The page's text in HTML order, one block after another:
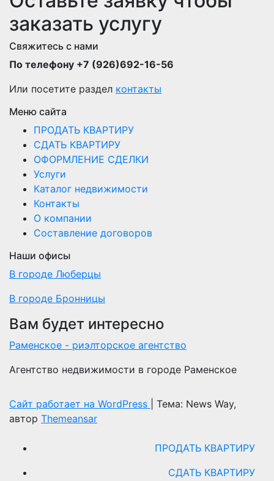
заказать услугу
Свяжитесь с нами
По телефону +7 (926)692-16-56
Или посетите раздел контакты
Меню сайта
ПРОДАТЬ КВАРТИРУ
СДАТЬ КВАРТИРУ
ОФОРМЛЕНИЕ СДЕЛКИ
Услуги
Каталог недвижимости
Контакты
О компании
Составление договоров
Наши офисы
В городе Люберцы
В городе Бронницы
Вам будет интересно
Раменское - риэлторское агентство
Агентство недвижимости в городе Раменское
Сайт работает на WordPress
Тема: News Way,
автор Themeansar
ПРОДАТЬ КВАРТИРУ
СДАТЬ КВАРТИРУ